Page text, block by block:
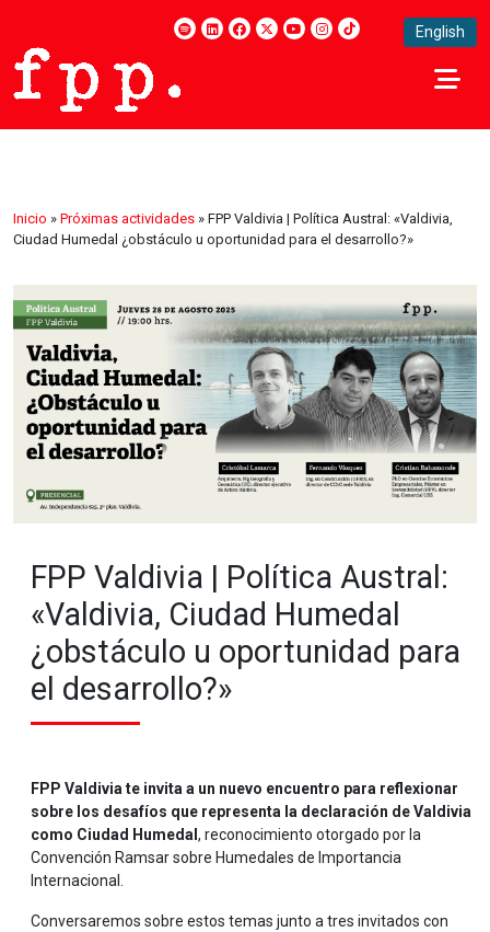
English
Inicio » Próximas actividades » FPP Valdivia | Política Austral: «Valdivia,
Ciudad Humedal ¿obstáculo u oportunidad para el desarrollo?»
FPP Valdivia | Política Austral:
«Valdivia, Ciudad Humedal
¿obstáculo u oportunidad para
el desarrollo?»
FPP Valdivia te invita a un nuevo encuentro para reflexionar
sobre los desafíos que representa la declaración de Valdivia
como Ciudad Humedal , reconocimiento otorgado por la
Convención Ramsar sobre Humedales de Importancia
Internacional.
Conversaremos sobre estos temas junto a tres invitados con